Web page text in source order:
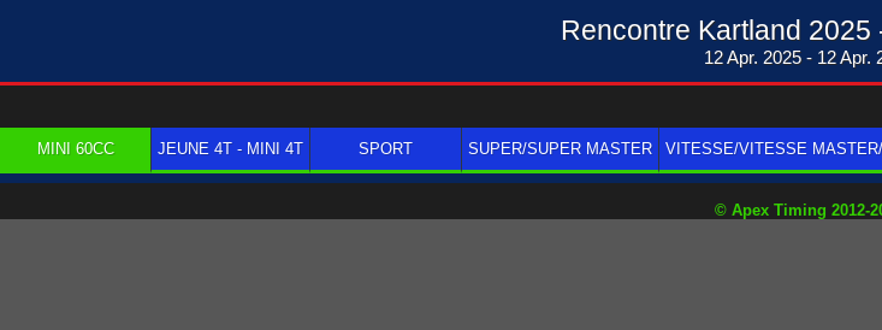
Rencontre Kartland 2025
12 Apr. 2025 - 12 Apr.
MINI 60CC JEUNE 4T - MINI 4T SPORT SUPER/SUPER MASTER VITESSE/VITESSE
© Apex Timing 2012-